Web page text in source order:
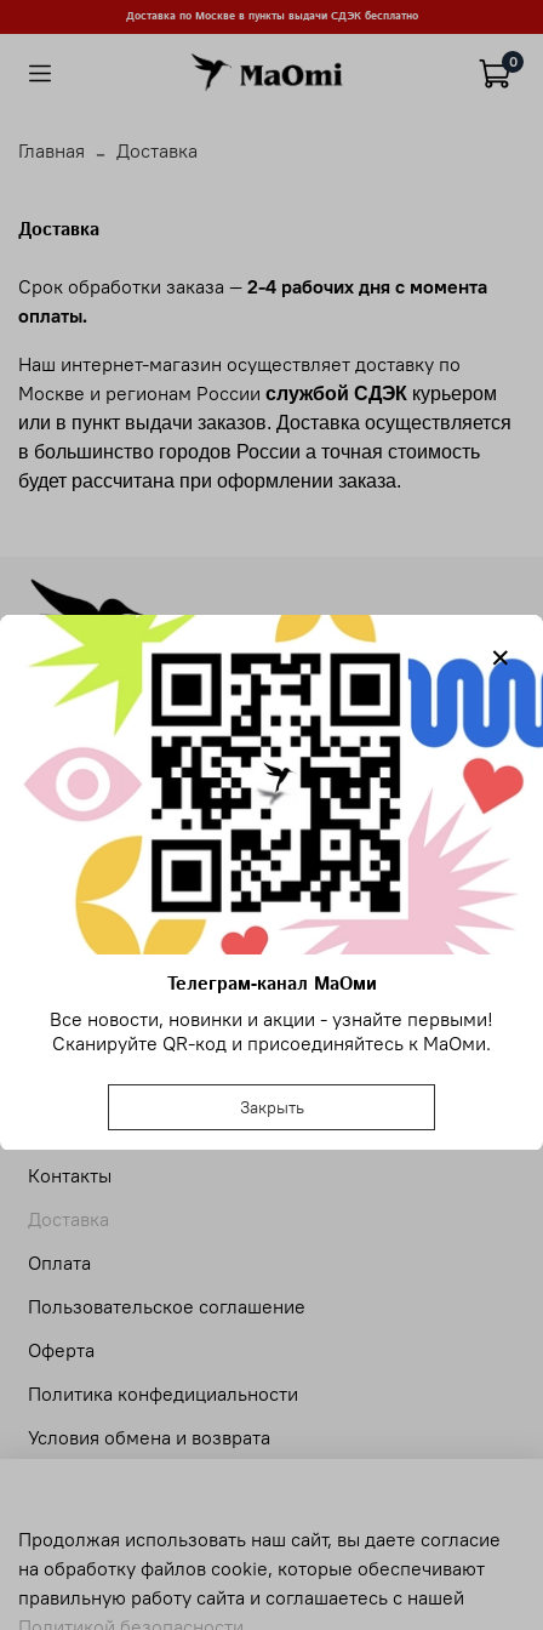
Доставка по Москве в пункты выдачи СДЭК бесплатно
0
Главная Доставка
Доставка
Срок обработки заказа — 2-4 рабочих дня с момента
оплаты.
Наш интернет-магазин осуществляет доставку по
Москве и регионам России службой СДЭК курьером
или в пункт выдачи заказов. Доставка осуществляется
в большинство городов России а точная стоимость
будет рассчитана при оформлении заказа.
Контакты
Доставка
Оплата
Пользовательское соглашение
Оферта
Политика конфедициальности
Условия обмена и возврата
Корзина
Сравнение
Контакты
8-933-688-29-27
г Москва, ул Большая Черёмушкинская, д 25 стр
Для связи в Telegram
Продолжая использовать наш сайт, вы даете согласие
на обработку файлов cookie, которые обеспечивают
правильную работу сайта и соглашаетесь с нашей
Телеграм-канал МаОми
Все новости, новинки и акции - узнайте первыми!
Сканируйте QR-код и присоединяйтесь к МаОми.
Закрыть